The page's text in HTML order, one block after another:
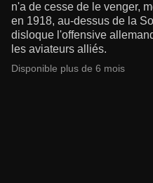
n'a de cesse de le venger,
en 1918, au-dessus de la
disloque l'offensive
les aviateurs alliés.
Disponible plus de 6 mois